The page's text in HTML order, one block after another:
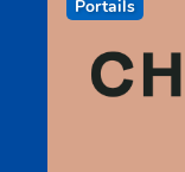
Portails